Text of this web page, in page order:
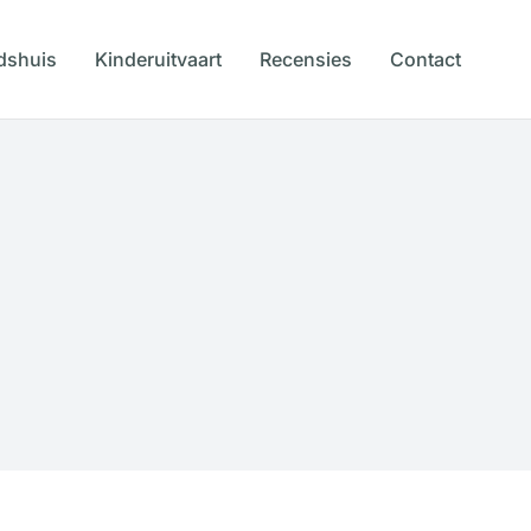
Kinderuitvaart Recensies Contact